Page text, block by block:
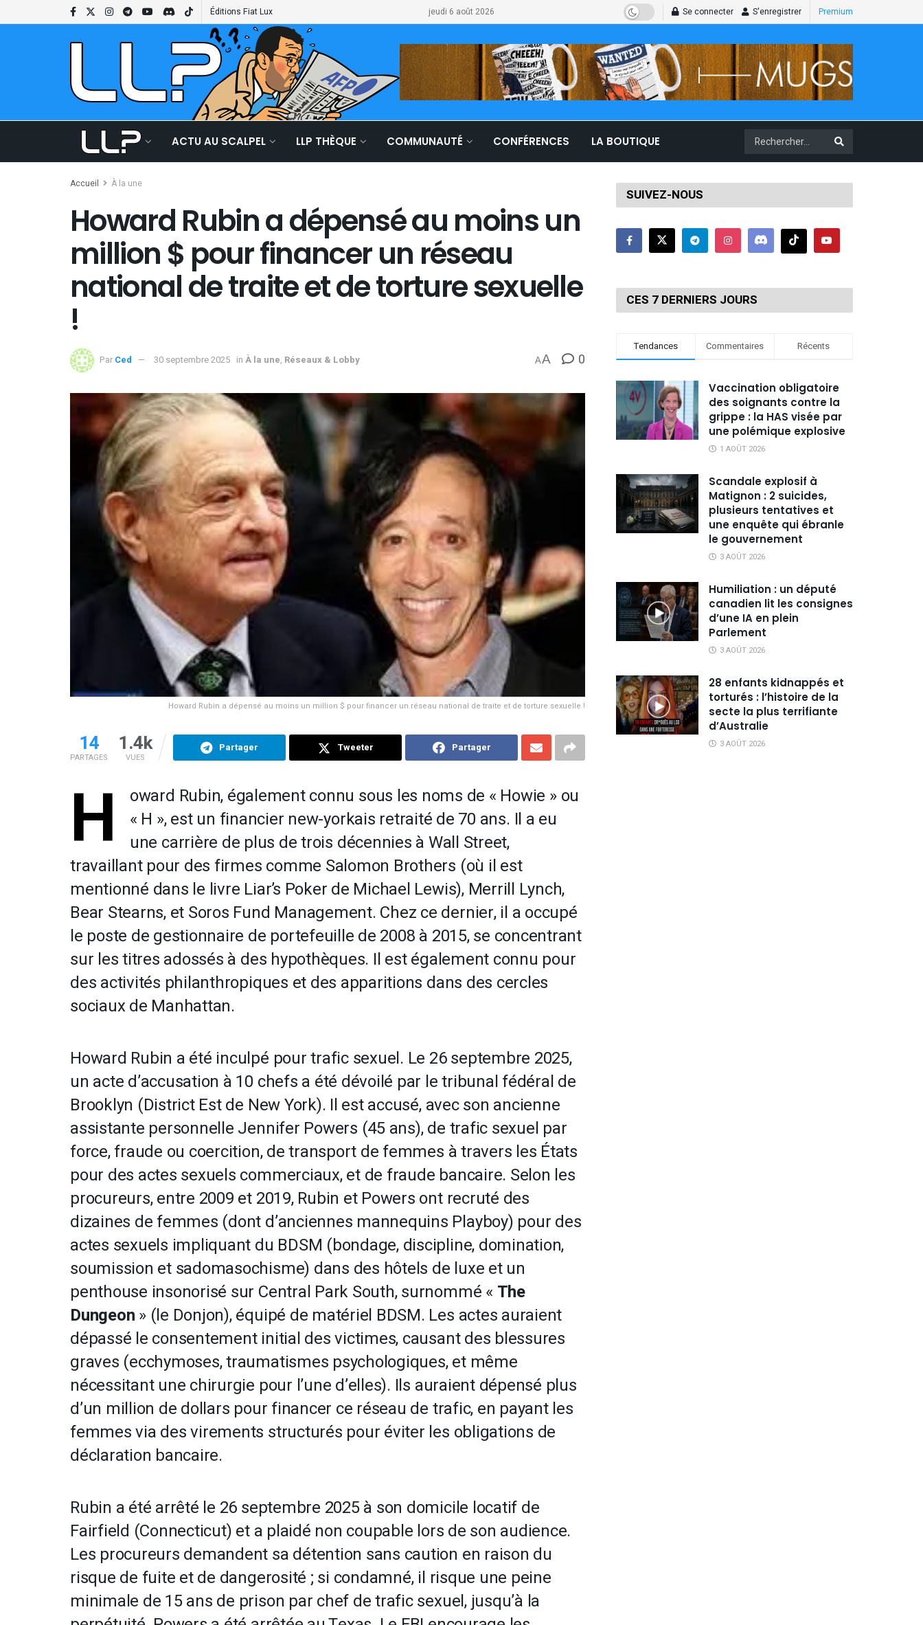
Éditions Fiat Lux jeudi 6 août 2026 Se connecter S'enregistrer Premium
ACTU AU SCALPEL LLP THÈQUE COMMUNAUTÉ CONFÉRENCES LA BOUTIQUE
Accueil À la une
Howard Rubin a dépensé au moins un
million $ pour financer un réseau
national de traite et de torture sexuelle
!
Par Ced 30 septembre 2025 in À la une, Réseaux & Lobby AA 0
Howard Rubin a dépensé au moins un million $ pour financer un réseau national de traite et de torture sexuelle !
14
PARTAGES
1.4k
VUES
Partager Tweeter Partager
H
oward Rubin, également connu sous les noms de « Howie » ou
« H », est un financier new-yorkais retraité de 70 ans. Il a eu
une carrière de plus de trois décennies à Wall Street,
travaillant pour des firmes comme Salomon Brothers (où il est
mentionné dans le livre Liar’s Poker de Michael Lewis), Merrill Lynch,
Bear Stearns, et Soros Fund Management. Chez ce dernier, il a occupé
le poste de gestionnaire de portefeuille de 2008 à 2015, se concentrant
sur les titres adossés à des hypothèques. Il est également connu pour
des activités philanthropiques et des apparitions dans des cercles
sociaux de Manhattan.
Howard Rubin a été inculpé pour trafic sexuel. Le 26 septembre 2025,
un acte d’accusation à 10 chefs a été dévoilé par le tribunal fédéral de
Brooklyn (District Est de New York). Il est accusé, avec son ancienne
assistante personnelle Jennifer Powers (45 ans), de trafic sexuel par
force, fraude ou coercition, de transport de femmes à travers les États
pour des actes sexuels commerciaux, et de fraude bancaire. Selon les
procureurs, entre 2009 et 2019, Rubin et Powers ont recruté des
dizaines de femmes (dont d’anciennes mannequins Playboy) pour des
actes sexuels impliquant du BDSM (bondage, discipline, domination,
soumission et sadomasochisme) dans des hôtels de luxe et un
penthouse insonorisé sur Central Park South, surnommé « The
Dungeon » (le Donjon), équipé de matériel BDSM. Les actes auraient
dépassé le consentement initial des victimes, causant des blessures
graves (ecchymoses, traumatismes psychologiques, et même
nécessitant une chirurgie pour l’une d’elles). Ils auraient dépensé plus
d’un million de dollars pour financer ce réseau de trafic, en payant les
femmes via des virements structurés pour éviter les obligations de
déclaration bancaire.
Rubin a été arrêté le 26 septembre 2025 à son domicile locatif de
Fairfield (Connecticut) et a plaidé non coupable lors de son audience.
Les procureurs demandent sa détention sans caution en raison du
risque de fuite et de dangerosité ; si condamné, il risque une peine
minimale de 15 ans de prison par chef de trafic sexuel, jusqu’à la
SUIVEZ-NOUS
CES 7 DERNIERS JOURS
Tendances Commentaires Récents
Vaccination obligatoire
des soignants contre la
grippe : la HAS visée par
une polémique explosive
1 AOÛT 2026
Scandale explosif à
Matignon : 2 suicides,
plusieurs tentatives et
une enquête qui ébranle
le gouvernement
3 AOÛT 2026
Humiliation : un député
canadien lit les consignes
d’une IA en plein
Parlement
3 AOÛT 2026
28 enfants kidnappés et
torturés : l’histoire de la
secte la plus terrifiante
d’Australie
3 AOÛT 2026